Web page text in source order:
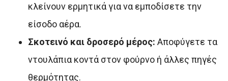
κλείνουν ερμητικά για να εμποδίσετε την
είσοδο αέρα.
Σκοτεινό και δροσερό μέρος: Αποφύγετε τα
ντουλάπια κοντά στον φούρνο ή άλλες πηγές
θερμότητας.